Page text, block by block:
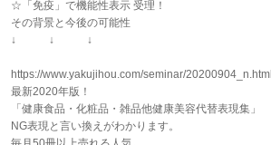
☆「免疫」で機能性表示 受理！
その背景と今後の可能性
↓ ↓ ↓
https://www.yakujihou.com/seminar/20200904_n.html
最新2020年版！
「健康食品・化粧品・雑品他健康美容代替表現集」
NG表現と言い換えがわかります。